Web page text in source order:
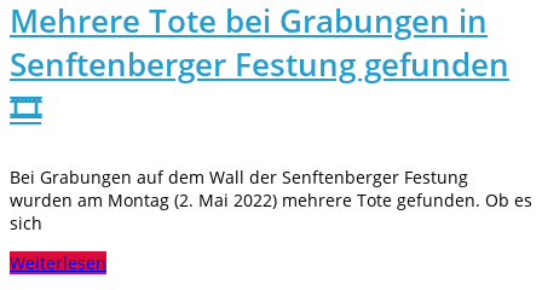
Mehrere Tote bei Grabungen in
Senftenberger Festung gefunden
🎞️
Bei Grabungen auf dem Wall der Senftenberger Festung
wurden am Montag (2. Mai 2022) mehrere Tote gefunden. Ob es
sich
Weiterlesen